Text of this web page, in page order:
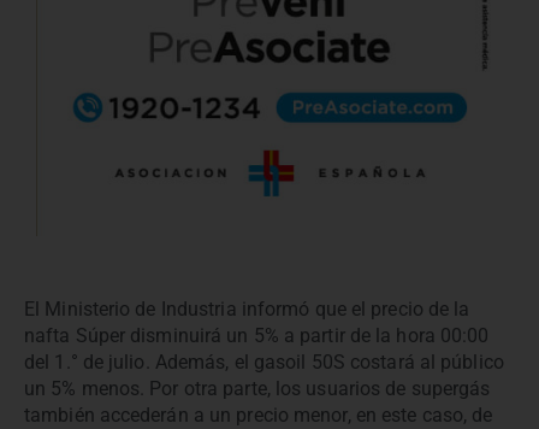
El Ministerio de Industria informó que el precio de la
nafta Súper disminuirá un 5% a partir de la hora 00:00
del 1.° de julio. Además, el gasoil 50S costará al público
un 5% menos. Por otra parte, los usuarios de supergás
también accederán a un precio menor, en este caso, de